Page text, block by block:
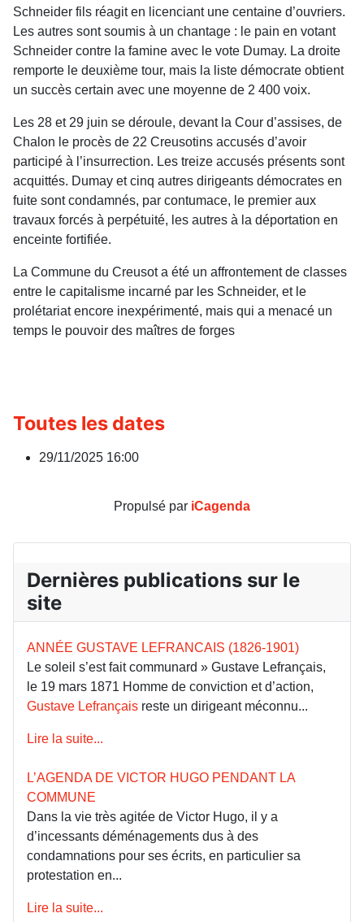
Schneider fils réagit en licenciant une centaine d’ouvriers.
Les autres sont soumis à un chantage : le pain en votant
Schneider contre la famine avec le vote Dumay. La droite
remporte le deuxième tour, mais la liste démocrate obtient
un succès certain avec une moyenne de 2 400 voix.
Les 28 et 29 juin se déroule, devant la Cour d’assises, de
Chalon le procès de 22 Creusotins accusés d’avoir
participé à l’insurrection. Les treize accusés présents sont
acquittés. Dumay et cinq autres dirigeants démocrates en
fuite sont condamnés, par contumace, le premier aux
travaux forcés à perpétuité, les autres à la déportation en
enceinte fortifiée.
La Commune du Creusot a été un affrontement de classes
entre le capitalisme incarné par les Schneider, et le
prolétariat encore inexpérimenté, mais qui a menacé un
temps le pouvoir des maîtres de forges
Toutes les dates
29/11/2025 16:00
Propulsé par iCagenda
Dernières publications sur le
site
ANNÉE GUSTAVE LEFRANCAIS (1826-1901)
Le soleil s’est fait communard » Gustave Lefrançais,
le 19 mars 1871 Homme de conviction et d’action,
Gustave Lefrançais reste un dirigeant méconnu...
Lire la suite...
L’AGENDA DE VICTOR HUGO PENDANT LA
COMMUNE
Dans la vie très agitée de Victor Hugo, il y a
d’incessants déménagements dus à des
condamnations pour ses écrits, en particulier sa
protestation en...
Lire la suite...